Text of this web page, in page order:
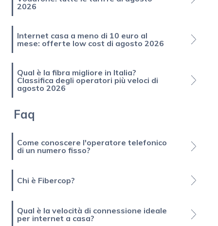
2026
Internet casa a meno di 10 euro al
mese: offerte low cost di agosto 2026
Qual è la fibra migliore in Italia?
Classifica degli operatori più veloci di
agosto 2026
Faq
Come conoscere l'operatore telefonico
di un numero fisso?
Chi è Fibercop?
Qual è la velocità di connessione ideale
per internet a casa?